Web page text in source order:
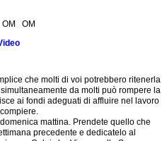
OM
che molti di voi potrebbero ritenerla
da molti può rompere la
ai fondi adeguati di affluire nel lavoro
mattina. Prendete quello che
precedente e dedicatelo al